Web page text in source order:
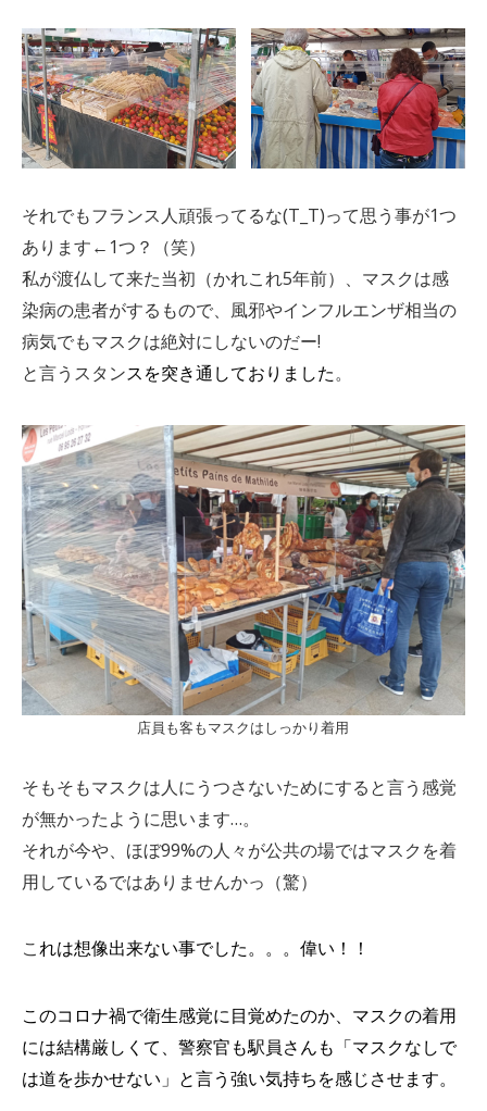
それでもフランス人頑張ってるな(T_T)って思う事が1つ
あります←1つ？（笑）
私が渡仏して来た当初（かれこれ5年前）、マスクは感
染病の患者がするもので、風邪やインフルエンザ相当の
病気でもマスクは絶対にしないのだー!
と言うスタンスを突き通しておりました。
店員も客もマスクはしっかり着用
そもそもマスクは人にうつさないためにすると言う感覚
が無かったように思います…。
それが今や、ほぼ99%の人々が公共の場ではマスクを着
用しているではありませんかっ（驚）
これは想像出来ない事でした。。。偉い！！
このコロナ禍で衛生感覚に目覚めたのか、マスクの着用
には結構厳しくて、警察官も駅員さんも「マスクなしで
は道を歩かせない」と言う強い気持ちを感じさせます。